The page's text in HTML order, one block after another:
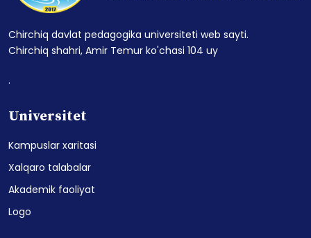
Chirchiq davlat pedagogika universiteti web sayti.
Chirchiq shahri, Amir Temur ko'chasi 104 uy
.
Universitet
Kampuslar xaritasi
Xalqaro talabalar
Akademik faoliyat
Logo